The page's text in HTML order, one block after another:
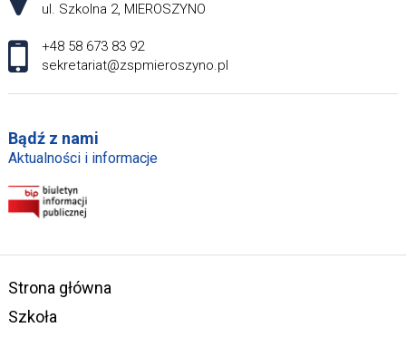
ul. Szkolna 2, MIEROSZYNO
+48 58 673 83 92
sekretariat@zspmieroszyno.pl
Bądź z nami
Aktualności i informacje
Strona główna
Szkoła